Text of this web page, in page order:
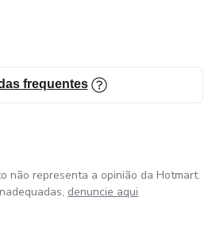
é para você!
frequentes
não representa a opinião da Hotmart.
denuncie aqui